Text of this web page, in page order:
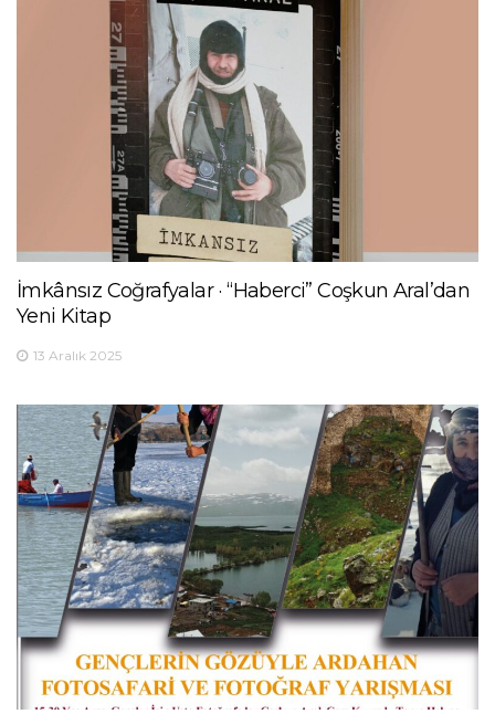
İmkânsız Coğrafyalar · “Haberci” Coşkun Aral’dan
Yeni Kitap
13 Aralık 2025